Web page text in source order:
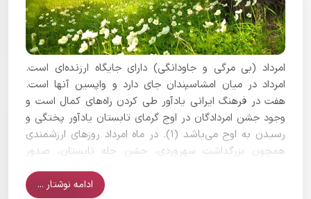
امرداد (بی مرگی و جاودانگی) دارای جایگاه ارزنده‌ای است.
امرداد در میان امشاسپندان جای دارد و واپسین آنها است.
هفت در فرهنگ ایرانی یادآور طی کردن راه‌های کمال است و
وجود جشن امردادگان در اوج گرمای تابستان یادآور پختگی و
رسیدن به اوج می‌باشد (۱). در ماه امرداد روزهای ارزشمندی
همچون بزرگداشت سهروردی، جشن چله تابستان، صدور
فرمان مشروطیت و جشن بامی خواره هم جای دارند.
ادامه نوشتار ...